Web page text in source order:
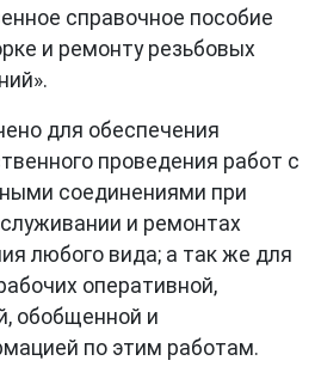
справочное пособие
и ремонту резьбовых
для обеспечения
проведения работ с
соединениями при
и ремонтах
любого вида; а так же для
оперативной,
обобщенной и
по этим работам.